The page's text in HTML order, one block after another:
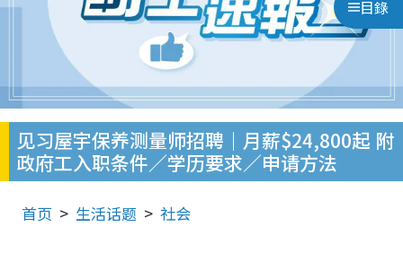
目錄
见习屋宇保养测量师招聘｜月薪$24,800起 附
政府工入职条件／学历要求／申请方法
首页 生活话题 社会